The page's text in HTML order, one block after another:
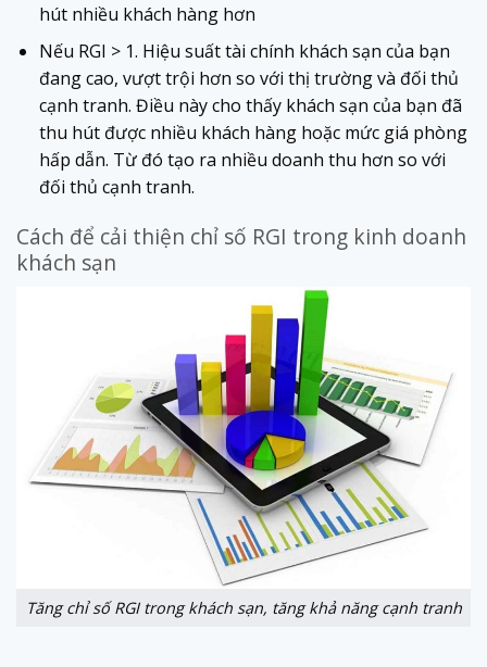
hút nhiều khách hàng hơn
Nếu RGI > 1. Hiệu suất tài chính khách sạn của bạn
đang cao, vượt trội hơn so với thị trường và đối thủ
cạnh tranh. Điều này cho thấy khách sạn của bạn đã
thu hút được nhiều khách hàng hoặc mức giá phòng
hấp dẫn. Từ đó tạo ra nhiều doanh thu hơn so với
đối thủ cạnh tranh.
Cách để cải thiện chỉ số RGI trong kinh doanh
khách sạn
Tăng chỉ số RGI trong khách sạn, tăng khả năng cạnh tranh